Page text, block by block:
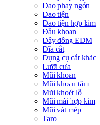
Dao phay ngón
Dao tiện
Dao tiện hợp kim
Đầu khoan
Dây đồng EDM
Đĩa cắt
Dụng cụ cắt khác
Lưỡi cưa
Mũi khoan
Mũi khoan tâm
Mũi khoét lỗ
Mũi mài hợp kim
Mũi vát mép
Taro